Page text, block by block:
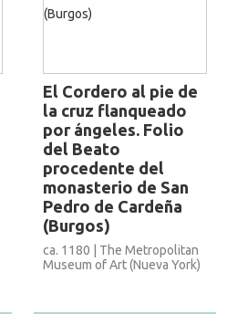
El Cordero al pie de
la cruz flanqueado
por ángeles. Folio
del Beato
procedente del
monasterio de San
Pedro de Cardeña
(Burgos)
ca. 1180 | The Metropolitan
Museum of Art (Nueva York)